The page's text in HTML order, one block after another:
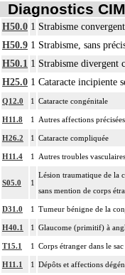
Diagnostics
H50.0 1 Strabisme
H50.9 1 Strabisme, sans
H50.1 1 Strabisme divergent
H25.0 1 Cataracte incipiente
Q12.0 1 Cataracte congénitale
H11.8 1 Autres affections
H26.2 1 Cataracte compliquée
H11.4 1 Autres troubles
S05.0 1
Lésion traumatique de la
sans mention de corps
D31.0 1 Tumeur bénigne de la
H40.1 1 Glaucome (primitif) à
T15.1 1 Corps étranger dans le
H11.1 1 Dépôts et affections